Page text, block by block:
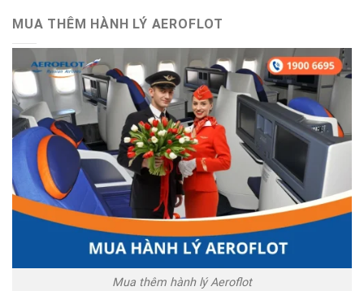
MUA THÊM HÀNH LÝ AEROFLOT
Mua thêm hành lý Aeroflot